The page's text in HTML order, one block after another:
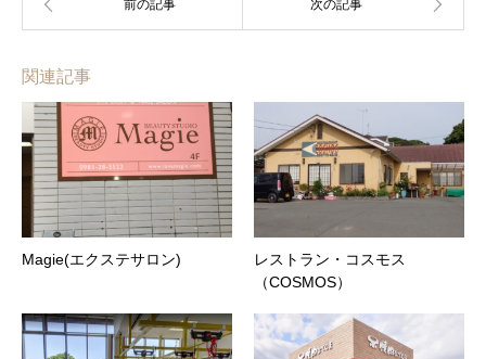
関連記事
Magie(エクステサロン)
レストラン・コスモス
（COSMOS）